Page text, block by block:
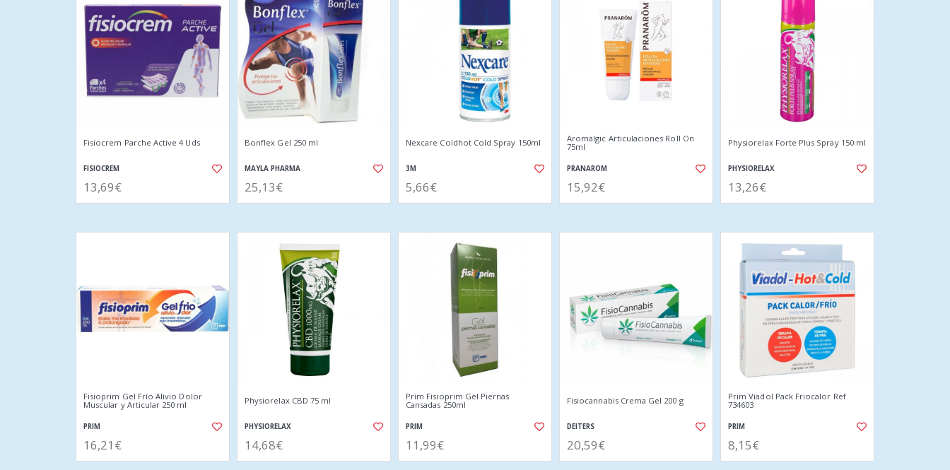
Fisiocrem Parche Active 4 Uds
FISIOCREM
13,69€
Bonflex Gel 250 ml
MAYLA PHARMA
25,13€
Nexcare Coldhot Cold Spray 150ml
3M
5,66€
Aromalgic Articulaciones Roll On
75ml
PRANAROM
15,92€
Physiorelax Forte Plus Spray 150 ml
PHYSIORELAX
13,26€
Fisioprim Gel Frío Alivio Dolor
Muscular y Articular 250 ml
PRIM
16,21€
Physiorelax CBD 75 ml
PHYSIORELAX
14,68€
Prim Fisioprim Gel Piernas
Cansadas 250ml
PRIM
11,99€
Fisiocannabis Crema Gel 200 g
DEITERS
20,59€
Prim Viadol Pack Friocalor Ref
734603
PRIM
8,15€